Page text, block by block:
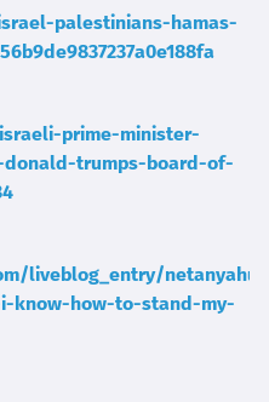
palestinians-hamas-
prime-minister-
donald-trumps-board-of-
liveblog_entry/netanyahu-
know-how-to-stand-my-